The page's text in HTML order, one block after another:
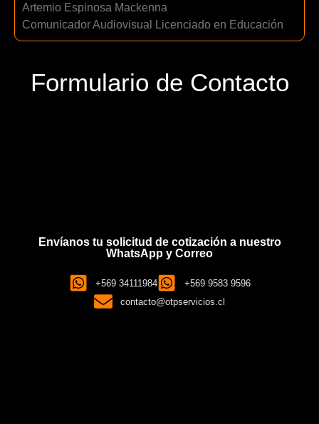
Artemio Espinosa Mackenna
Comunicador Audiovisual Licenciado en Educación
Formulario de Contacto
Envíanos tu solicitud de cotización a nuestro
WhatsApp y Correo
+569 34111984
+569 9583 9596
contacto@otpservicios.cl